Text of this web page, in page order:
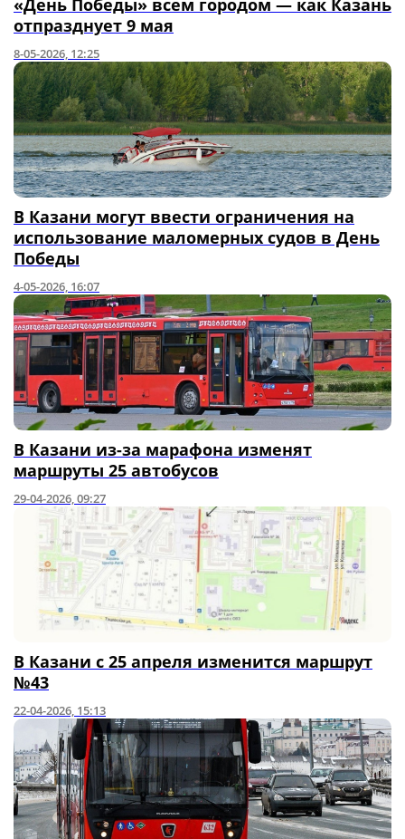
«День Победы» всем городом — как Казань
отпразднует 9 мая
8-05-2026, 12:25
В Казани могут ввести ограничения на
использование маломерных судов в День
Победы
4-05-2026, 16:07
В Казани из-за марафона изменят
маршруты 25 автобусов
29-04-2026, 09:27
В Казани с 25 апреля изменится маршрут
№43
22-04-2026, 15:13